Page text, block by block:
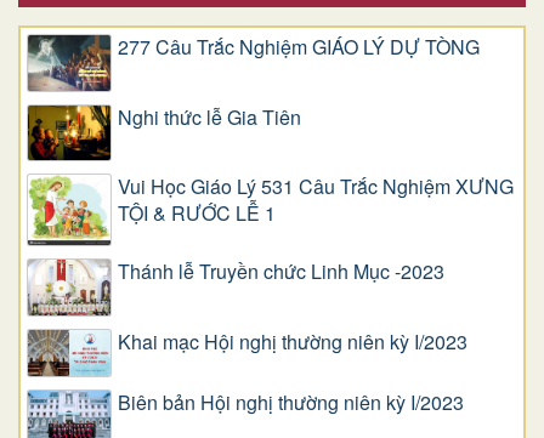
277 Câu Trắc Nghiệm GIÁO LÝ DỰ TÒNG
Nghi thức lễ Gia Tiên
Vui Học Giáo Lý 531 Câu Trắc Nghiệm XƯNG
TỘI & RƯỚC LỄ 1
Thánh lễ Truyền chức Linh Mục -2023
Khai mạc Hội nghị thường niên kỳ I/2023
Biên bản Hội nghị thường niên kỳ I/2023